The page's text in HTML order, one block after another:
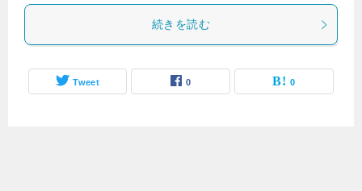
続きを読む
Tweet 0 0